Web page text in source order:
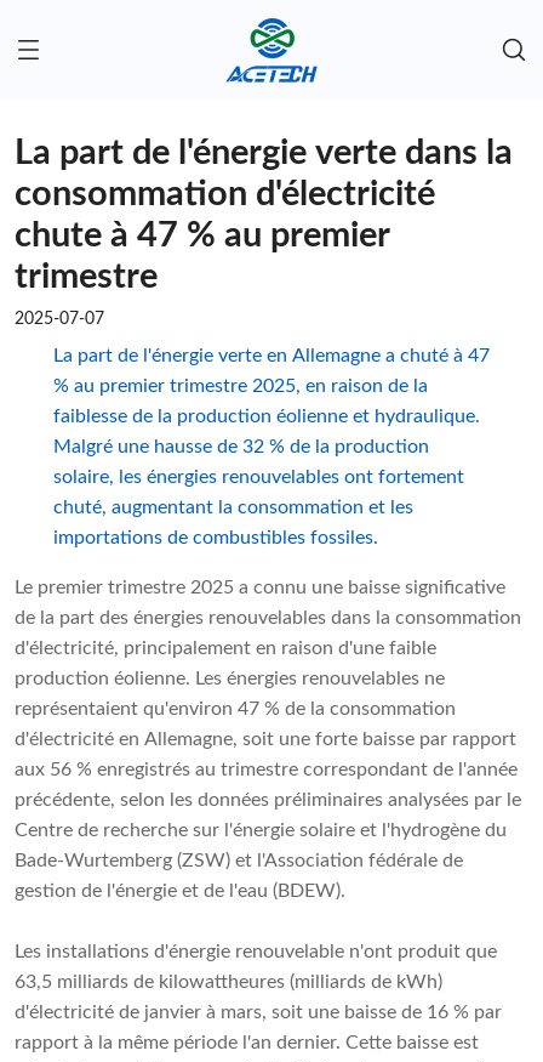
La part de l'énergie verte dans la
consommation d'électricité
chute à 47 % au premier
trimestre
2025-07-07
La part de l'énergie verte en Allemagne a chuté à 47
% au premier trimestre 2025, en raison de la
faiblesse de la production éolienne et hydraulique.
Malgré une hausse de 32 % de la production
solaire, les énergies renouvelables ont fortement
chuté, augmentant la consommation et les
importations de combustibles fossiles.
Le premier trimestre 2025 a connu une baisse significative
de la part des énergies renouvelables dans la consommation
d'électricité, principalement en raison d'une faible
production éolienne. Les énergies renouvelables ne
représentaient qu'environ 47 % de la consommation
d'électricité en Allemagne, soit une forte baisse par rapport
aux 56 % enregistrés au trimestre correspondant de l'année
précédente, selon les données préliminaires analysées par le
Centre de recherche sur l'énergie solaire et l'hydrogène du
Bade-Wurtemberg (ZSW) et l'Association fédérale de
gestion de l'énergie et de l'eau (BDEW).
Les installations d'énergie renouvelable n'ont produit que
63,5 milliards de kilowattheures (milliards de kWh)
d'électricité de janvier à mars, soit une baisse de 16 % par
rapport à la même période l'an dernier. Cette baisse est